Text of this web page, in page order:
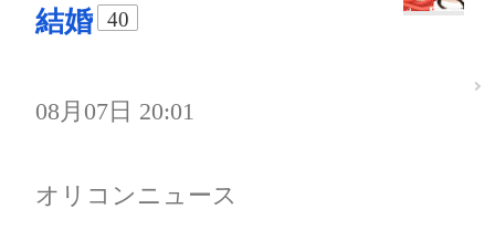
結婚
40
08月07日 20:01
オリコンニュース